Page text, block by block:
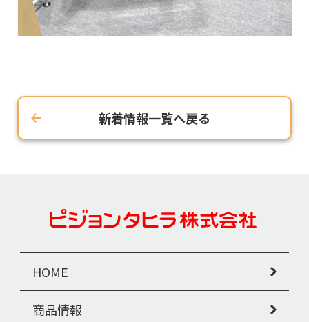
新着情報一覧へ戻る
HOME
商品情報